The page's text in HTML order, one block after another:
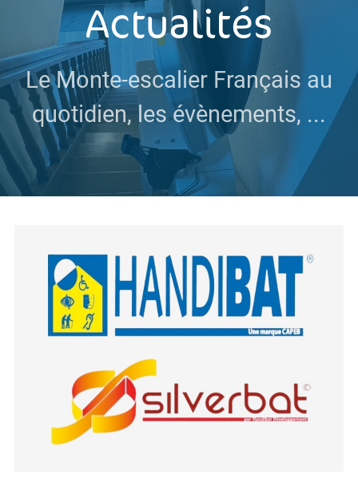
Actualités
Le Monte-escalier Français au
quotidien, les évènements, ...